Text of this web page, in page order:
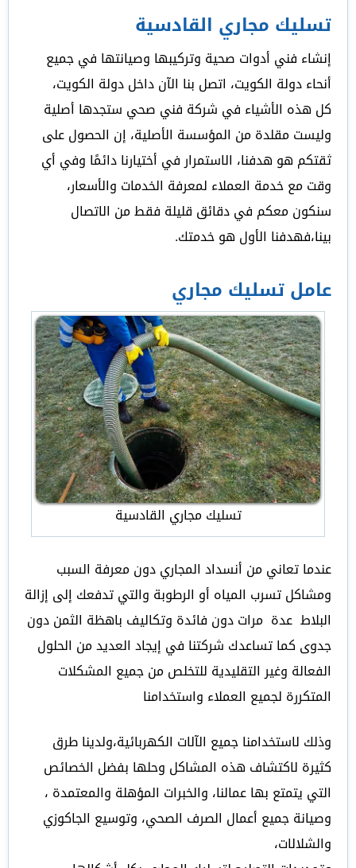
تسليك مجاري القادسية
إنشاء فني أدوات صحية وتركيبها وصيانتها في جميع
أنحاء دولة الكويت، اتصل بنا الآن داخل دولة الكويت،
كل هذه الأشياء في شركة فني صحي ستجدها أصلية
وليست مقلدة من المؤسسة الأصلية، إن الحصول على
ثقتكم هو هدفنا، الاستمرار في أختيارنا دائمًا وفي أي
وقت مع خدمة العملاء لمعرفة الخدمات والأسعار،
سنكون معكم في دقائق قليلة فقط من الاتصال
بينا،فهدفنا الأول هو خدمتك.
عامل تسليك مجاري
تسليك مجاري القادسية
عندما تعاني من أنسداد المجاري دون معرفة السبب
ومشاكل تسرب المياه أو الرطوبة والتي تدفعك إلى إزالة
البلاط عدة مرات دون فائدة وتكاليف باهظة الثمن دون
جدوى كما تساعدك شركتنا في إيجاد العديد من الحلول
الفعالة وغير التقليدية للتخلص من جميع المشكلات
المتكررة لجميع العملاء واستخدامنا
وذلك لاستخدامنا جميع الآلات الكهربائية،ولدينا طرق
كثيرة لاكتشاف هذه المشاكل وحلها بفضل الخصائص
التي يتمتع بها عمالنا، والخبرات المؤهلة والمعتمدة ،
وصيانة جميع أعمال الصرف الصحي، وتوسيع الجاكوزي
والشلالات،